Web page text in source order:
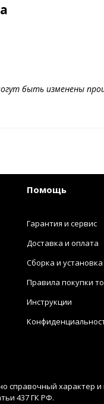
быть изменены
Помощь
Гарантия и сервис
Доставка и оплата
Сборка и
Правила покупки
Инструкции
справочный характер и
437 ГК РФ.